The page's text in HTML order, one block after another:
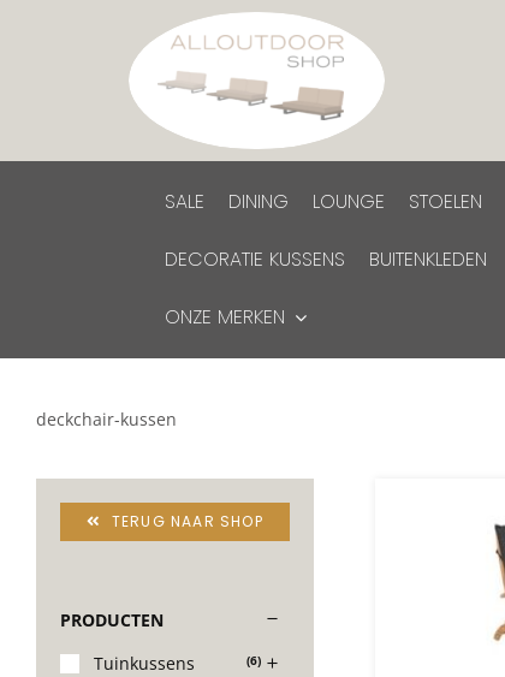
SALE DINING LOUNGE STOELEN
DECORATIE KUSSENS BUITENKLEDEN
ONZE MERKEN
deckchair-kussen
TERUG NAAR SHOP
PRODUCTEN
Tuinkussens
(6)